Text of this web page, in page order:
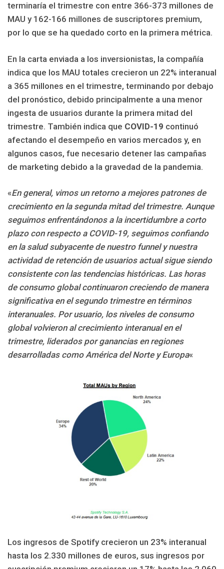
terminaría el trimestre con entre 366-373 millones de
MAU y 162-166 millones de suscriptores premium,
por lo que se ha quedado corto en la primera métrica.
En la carta enviada a los inversionistas, la compañía
indica que los MAU totales crecieron un 22% interanual
a 365 millones en el trimestre, terminando por debajo
del pronóstico, debido principalmente a una menor
ingesta de usuarios durante la primera mitad del
trimestre. También indica que COVID-19 continuó
afectando el desempeño en varios mercados y, en
algunos casos, fue necesario detener las campañas
de marketing debido a la gravedad de la pandemia.
«En general, vimos un retorno a mejores patrones de
crecimiento en la segunda mitad del trimestre. Aunque
seguimos enfrentándonos a la incertidumbre a corto
plazo con respecto a COVID-19, seguimos confiando
en la salud subyacente de nuestro funnel y nuestra
actividad de retención de usuarios actual sigue siendo
consistente con las tendencias históricas. Las horas
de consumo global continuaron creciendo de manera
significativa en el segundo trimestre en términos
interanuales. Por usuario, los niveles de consumo
global volvieron al crecimiento interanual en el
trimestre, liderados por ganancias en regiones
desarrolladas como América del Norte y Europa«
Los ingresos de Spotify crecieron un 23% interanual
hasta los 2.330 millones de euros, sus ingresos por